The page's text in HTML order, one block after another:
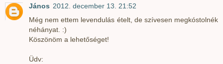
János 2012. december 13. 21:52
Még nem ettem levendulás ételt, de szívesen megkóstolnék
néhányat. :)
Köszönöm a lehetőséget!
Üdv: